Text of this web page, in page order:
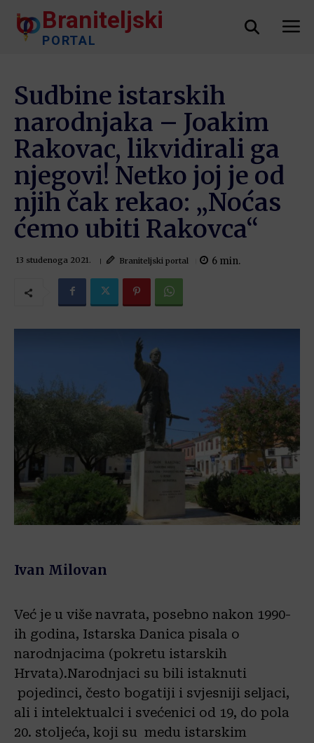
Braniteljski
PORTAL
Sudbine istarskih
narodnjaka – Joakim
Rakovac, likvidirali ga
njegovi! Netko joj je od
njih čak rekao: „Noćas
ćemo ubiti Rakovca“
13 studenoga 2021. Braniteljski portal 6 min.
Ivan Milovan
Već je u više navrata, posebno nakon 1990-
ih godina, Istarska Danica pisala o
narodnjacima (pokretu istarskih
Hrvata).Narodnjaci su bili istaknuti
pojedinci, često bogatiji i svjesniji seljaci,
ali i intelektualci i svećenici od 19, do pola
20. stoljeća, koji su medu istarskim